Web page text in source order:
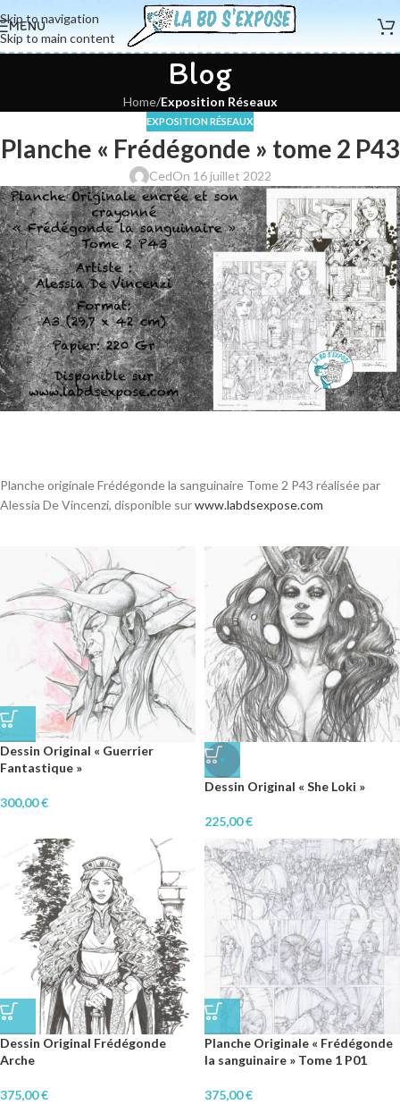
Skip to navigation
Skip to main content
MENU
Blog
Home/Exposition Réseaux
EXPOSITION RÉSEAUX
Planche « Frédégonde » tome 2 P43
CedOn 16 juillet 2022
Planche originale Frédégonde la sanguinaire Tome 2 P43 réalisée par
Alessia De Vincenzi, disponible surwww.labdsexpose.com
Dessin Original « Guerrier
Fantastique »
300,00€
♥
Dessin Original « She Loki »
225,00€
Dessin Original Frédégonde
Arche
375,00€
Planche Originale « Frédégonde
la sanguinaire » Tome 1 P01
375,00€